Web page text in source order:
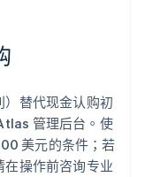
替代现金认购初
管理后台。使
美元的条件；若
操作前咨询专业